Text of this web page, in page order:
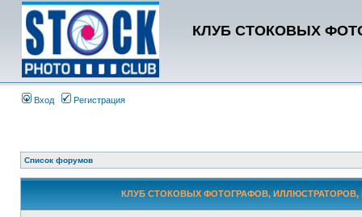
КЛУБ СТОКОВЫХ
Вход Регистрация
Список форумов
КЛУБ СТОКОВЫХ ФОТОГРАФОВ, ИЛЛЮСТРАТОРОВ,